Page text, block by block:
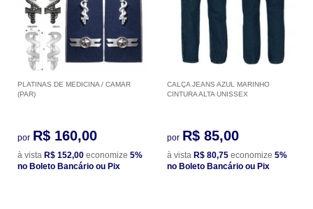
PLATINAS DE MEDICINA / CAMAR
(PAR)
por R$ 160,00
à vista R$ 152,00 economize 5%
no Boleto Bancário ou Pix
CALÇA JEANS AZUL MARINHO
CINTURA ALTA UNISSEX
por R$ 85,00
à vista R$ 80,75 economize 5%
no Boleto Bancário ou Pix